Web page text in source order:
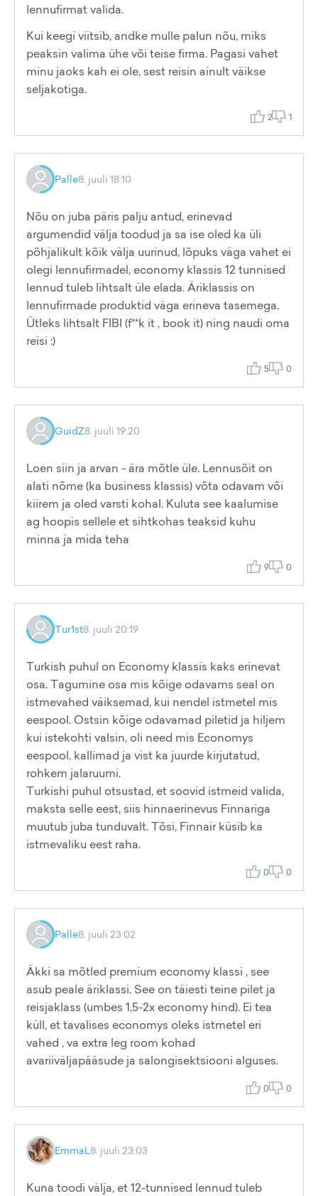
lennufirmat valida.
Kui keegi viitsib, andke mulle palun nõu, miks
peaksin valima ühe või teise firma. Pagasi vahet
minu jaoks kah ei ole, sest reisin ainult väikse
seljakotiga.
2 1
Palle8. juuli 18:10
Nõu on juba päris palju antud, erinevad
argumendid välja toodud ja sa ise oled ka üli
põhjalikult kõik välja uurinud, lõpuks väga vahet ei
olegi lennufirmadel, economy klassis 12 tunnised
lennud tuleb lihtsalt üle elada. Äriklassis on
lennufirmade produktid väga erineva tasemega.
Ütleks lihtsalt FIBI (f**k it , book it) ning naudi oma
reisi :)
5 0
GuidZ8. juuli 19:20
Loen siin ja arvan - ära mõtle üle. Lennusõit on
alati nõme (ka business klassis) võta odavam või
kiirem ja oled varsti kohal. Kuluta see kaalumise
ag hoopis sellele et sihtkohas teaksid kuhu
minna ja mida teha
9 0
Tur1st8. juuli 20:19
Turkish puhul on Economy klassis kaks erinevat
osa. Tagumine osa mis kõige odavams seal on
istmevahed väiksemad, kui nendel istmetel mis
eespool. Ostsin kõige odavamad piletid ja hiljem
kui istekohti valsin, oli need mis Economys
eespool, kallimad ja vist ka juurde kirjutatud,
rohkem jalaruumi.
Turkishi puhul otsustad, et soovid istmeid valida,
maksta selle eest, siis hinnaerinevus Finnariga
muutub juba tunduvalt. Tõsi, Finnair küsib ka
istmevaliku eest raha.
0 0
Palle8. juuli 23:02
Äkki sa mõtled premium economy klassi , see
asub peale äriklassi. See on täiesti teine pilet ja
reisjaklass (umbes 1,5-2x economy hind). Ei tea
küll, et tavalises economys oleks istmetel eri
vahed , va extra leg room kohad
avariiväljapääsude ja salongisektsiooni alguses.
0 0
EmmaL8. juuli 23:03
Kuna toodi välja, et 12-tunnised lennud tuleb